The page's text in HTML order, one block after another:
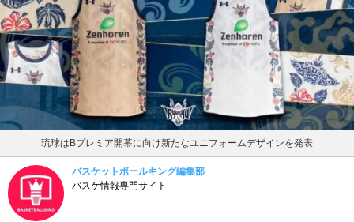
琉球はBプレミア開幕に向け新たなユニフォームデザインを発表
バスケットボールキング編集部
バスケ情報専門サイト